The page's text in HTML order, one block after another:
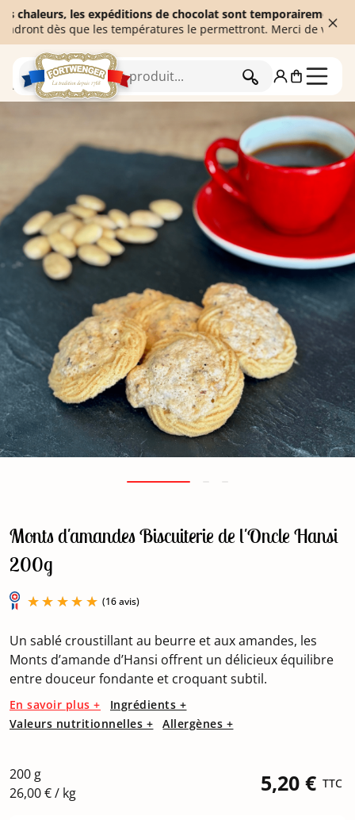
les expéditions de chocolat sont temporairement
dès que les températures le permettront. Merci de votre
RECHERCHER
Accueil Biscuiterie
Monts d'amandes Biscuiterie de l'Oncle Hansi
200g
(16 avis)
Un sablé croustillant au beurre et aux amandes, les
Monts d’amande d’Hansi offrent un délicieux équilibre
entre douceur fondante et croquant subtil.
En savoir plus +
Ingrédients +
Valeurs nutritionnelles +
Allergènes +
200 g
26,00 € / kg
5,20 € TTC